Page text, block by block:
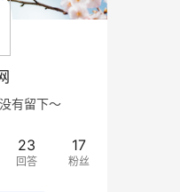
有留下～
23
回答
17
粉丝